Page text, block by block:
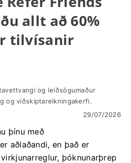
allt að 60%
tilvísanir
og leiðsögumaður
og viðskiptareikningakerfi.
29/07/2026
þínu með
aðlaðandi, en það er
þóknunarþrep